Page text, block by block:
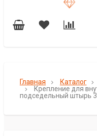
Главная Каталог
Крепление для
подседельный штырь